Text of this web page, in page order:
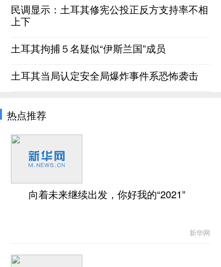
民调显示：土耳其修宪公投正反方支持率不相
上下
土耳其拘捕５名疑似“伊斯兰国”成员
土耳其当局认定安全局爆炸事件系恐怖袭击
热点推荐
向着未来继续出发，你好我的“2021”
新华网